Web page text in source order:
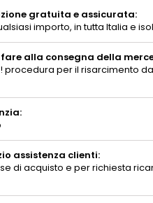
gratuita e assicurata:
importo, in tutta Italia e
alla consegna della
procedura per il risarcimento
assistenza clienti:
di acquisto e per richiesta